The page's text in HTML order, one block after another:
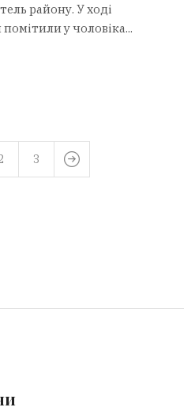
району. У ході
у чоловіка...
3